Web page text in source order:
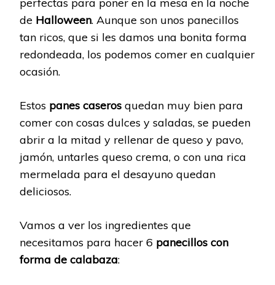
de Halloween. Aunque son unos panecillos
tan ricos, que si les damos una bonita forma
redondeada, los podemos comer en cualquier
ocasión.
Estos panes caseros quedan muy bien para
comer con cosas dulces y saladas, se pueden
abrir a la mitad y rellenar de queso y pavo,
jamón, untarles queso crema, o con una rica
mermelada para el desayuno quedan
deliciosos.
Vamos a ver los ingredientes que
necesitamos para hacer 6 panecillos con
forma de calabaza: